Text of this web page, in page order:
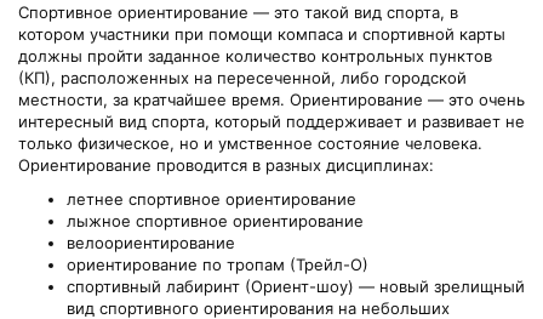
Спортивное ориентирование — это такой вид спорта, в
котором участники при помощи компаса и спортивной карты
должны пройти заданное количество контрольных пунктов
(КП), расположенных на пересеченной, либо городской
местности, за кратчайшее время. Ориентирование — это очень
интересный вид спорта, который поддерживает и развивает не
только физическое, но и умственное состояние человека.
Ориентирование проводится в разных дисциплинах:
летнее спортивное ориентирование
лыжное спортивное ориентирование
велоориентирование
ориентирование по тропам (Трейл-О)
спортивный лабиринт (Ориент-шоу) — новый зрелищный
вид спортивного ориентирования на небольших